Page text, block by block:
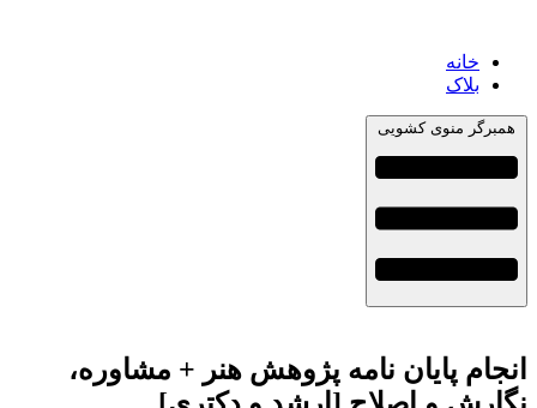
خانه
بلاک
همبرگر منوی کشویی
انجام پایان نامه پژوهش هنر + مشاوره،